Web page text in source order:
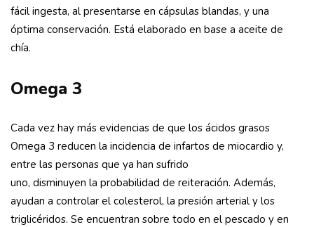
fácil ingesta, al presentarse en cápsulas blandas, y una
óptima conservación. Está elaborado en base a aceite de
chía.
Omega 3
Cada vez hay más evidencias de que los ácidos grasos
Omega 3 reducen la incidencia de infartos de miocardio y,
entre las personas que ya han sufrido
uno, disminuyen la probabilidad de reiteración. Además,
ayudan a controlar el colesterol, la presión arterial y los
triglicéridos. Se encuentran sobre todo en el pescado y en